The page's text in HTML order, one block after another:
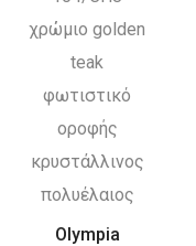
Olympia